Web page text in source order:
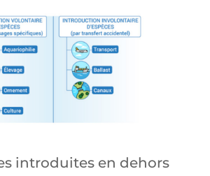
introduites en dehors